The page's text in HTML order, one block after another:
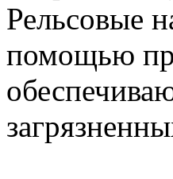
Рельсовые
помощью